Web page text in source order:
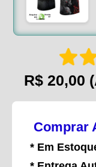
R$ 20,00
Comprar
* Em